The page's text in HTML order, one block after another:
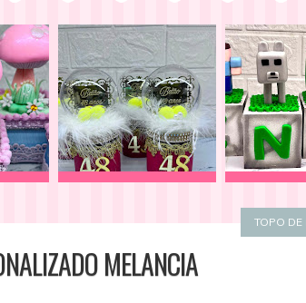
TOPO DE
MELANCIA